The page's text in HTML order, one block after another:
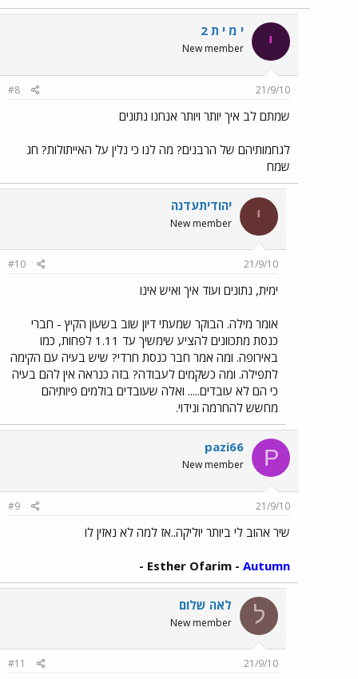
י י מ י ת 2
New member
21/9/10
#8
שמתם לב איך יותר ויותר אנחנו נתונים
לגחמותיהם של הרבנים? מה לנו כי נלין על האייתולות? חג
שמח
י יהודיתעדנה
New member
21/9/10
#10
ימית, נתונים ועוד איך ואיש אינו
אומר מילה. הבוקר שמעתי דיון שוב בשעון הקיץ - חברי
כנסת מתכוונים להציע שימשיך עד 1.11 לפחות, כמו
באירופה. ומה אמר חבר כנסת חרדי? שיש בעיה עם הקימה
לתפילה. ומה כשקמים לעבודה? בזה כנראה אין להם בעיה
כי הם לא עובדים..... ואלה שעובדים בולמים פיותיהם
מחשש להחרמה ונידוי.
P
pazi66
New member
21/9/10
#9
שיר אהוב לי ביותר יוליקה..אז למה לא נאזין לו
Esther Ofarim - Autumn
-
ל לאה שלום
New member
21/9/10
#11